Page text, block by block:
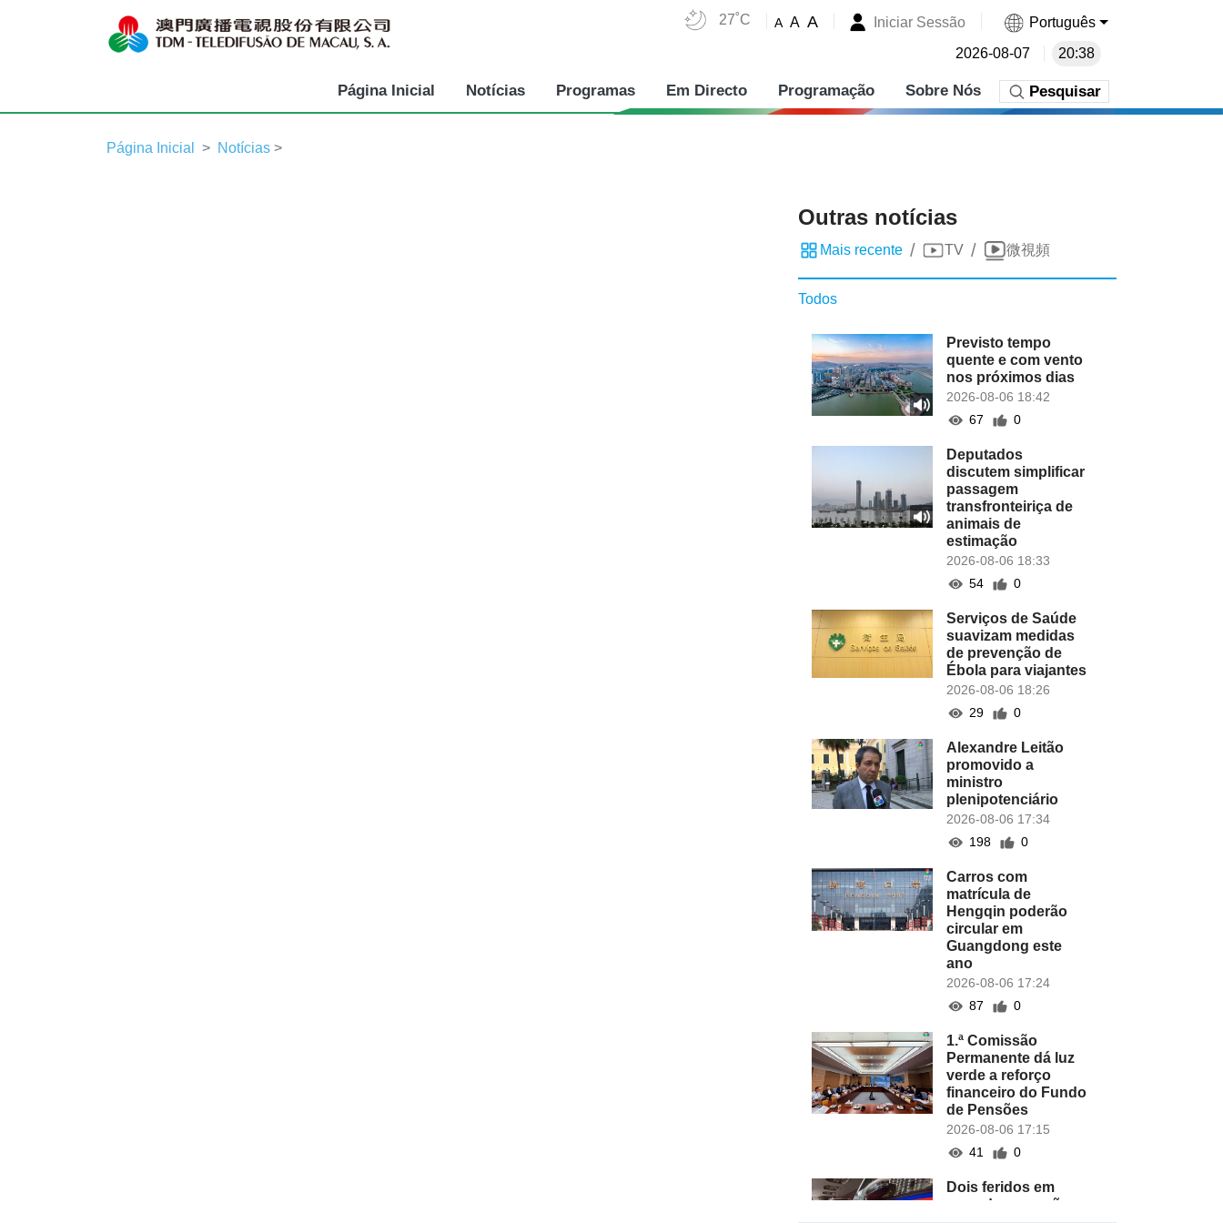
27˚C A A A Iniciar Sessão Português
2026-08-07 20:38
Página Inicial Notícias Programas Em Directo Programação Sobre Nós Pesquisar
Página Inicial Notícias >
Outras notícias
Mais recente / TV / 微視頻
Todos
Previsto tempo
quente e com vento
nos próximos dias
2026-08-06 18:42
67
0
Deputados
discutem simplificar
passagem
transfronteiriça de
animais de
estimação
2026-08-06 18:33
54
0
Serviços de Saúde
suavizam medidas
de prevenção de
Ébola para viajantes
2026-08-06 18:26
29
0
Alexandre Leitão
promovido a
ministro
plenipotenciário
2026-08-06 17:34
198
0
Carros com
matrícula de
Hengqin poderão
circular em
Guangdong este
ano
2026-08-06 17:24
87
0
1.ª Comissão
Permanente dá luz
verde a reforço
financeiro do Fundo
de Pensões
2026-08-06 17:15
41
0
Dois feridos em
caso de agressões